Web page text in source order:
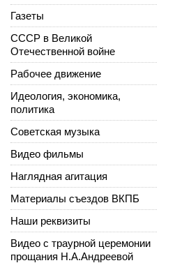
Газеты
СССР в Великой
Отечественной войне
Рабочее движение
Идеология, экономика,
политика
Советская музыка
Видео фильмы
Наглядная агитация
Материалы съездов ВКПБ
Наши реквизиты
Видео с траурной церемонии
прощания Н.А.Андреевой